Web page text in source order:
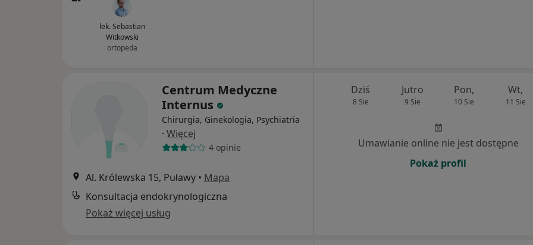
lek. Sebastian
Witkowski
ortopeda
Centrum Medyczne
Internus
Chirurgia, Ginekologia, Psychiatria
· Więcej
4 opinie
Al. Królewska 15, Puławy • Mapa
Konsultacja endokrynologiczna
Pokaż więcej usług
Dziś
8 Sie
Jutro
9 Sie
Pon,
10 Sie
Wt,
11 Sie
Umawianie online nie jest dostępne
Pokaż profil